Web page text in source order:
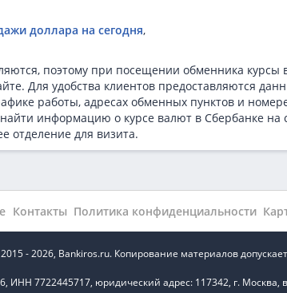
доллара на сегодня,
поэтому при посещении обменника курсы
Для удобства клиентов предоставляются
работы, адресах обменных пунктов и
информацию о курсе валют в Сбербанке на
отделение для визита.
Контакты Политика конфиденциальности
- 2026, Bankiros.ru. Копирование материалов
7722445717, юридический адрес: 117342, г. Москва,